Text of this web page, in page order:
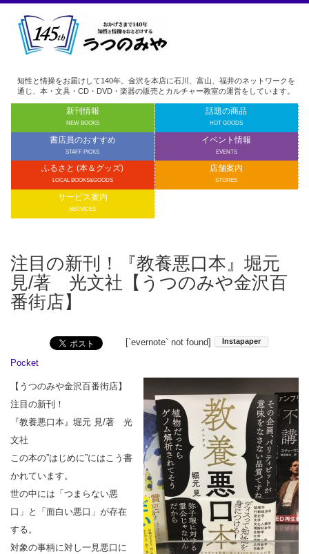
知性と情操をお届けして140年。金沢を本店に石川、富山、福井のネットワークを
通じ、本・文具・CD・DVD・楽器の販売とカルチャー教室の運営をしています。
新刊情報
NEW BOOKS
話題の商品
HOT GOODS
書店員のおすすめ
STAFF PICKS
イベント情報
EVENTS
ふるさと (本＆グッズ)
LOCAL BOOKS&GOODS
店舗案内
STORES
サービス案内
SERVICES
注目の新刊！『教養悪口本』堀元
見/著 光文社【うつのみや金沢百
番街店】
[`evernote` not found]
Pocket
【うつのみや金沢百番街店】
注目の新刊！
『教養悪口本』堀元 見/著 光
文社
この本の”はじめに”にはこう書
かれています。
世の中には「つまらない悪
口」と「面白い悪口」が存在
する。
対象の事柄に対し一見悪口に